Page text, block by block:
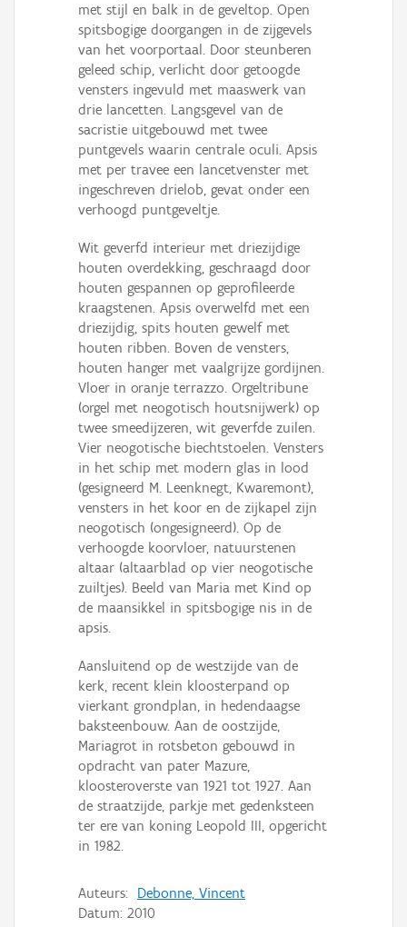
met stijl en balk in de geveltop. Open
spitsbogige doorgangen in de zijgevels
van het voorportaal. Door steunberen
geleed schip, verlicht door getoogde
vensters ingevuld met maaswerk van
drie lancetten. Langsgevel van de
sacristie uitgebouwd met twee
puntgevels waarin centrale oculi. Apsis
met per travee een lancetvenster met
ingeschreven drielob, gevat onder een
verhoogd puntgeveltje.
Wit geverfd interieur met driezijdige
houten overdekking, geschraagd door
houten gespannen op geprofileerde
kraagstenen. Apsis overwelfd met een
driezijdig, spits houten gewelf met
houten ribben. Boven de vensters,
houten hanger met vaalgrijze gordijnen.
Vloer in oranje terrazzo. Orgeltribune
(orgel met neogotisch houtsnijwerk) op
twee smeedijzeren, wit geverfde zuilen.
Vier neogotische biechtstoelen. Vensters
in het schip met modern glas in lood
(gesigneerd M. Leenknegt, Kwaremont),
vensters in het koor en de zijkapel zijn
neogotisch (ongesigneerd). Op de
verhoogde koorvloer, natuurstenen
altaar (altaarblad op vier neogotische
zuiltjes). Beeld van Maria met Kind op
de maansikkel in spitsbogige nis in de
apsis.
Aansluitend op de westzijde van de
kerk, recent klein kloosterpand op
vierkant grondplan, in hedendaagse
baksteenbouw. Aan de oostzijde,
Mariagrot in rotsbeton gebouwd in
opdracht van pater Mazure,
kloosteroverste van 1921 tot 1927. Aan
de straatzijde, parkje met gedenksteen
ter ere van koning Leopold III, opgericht
in 1982.
Auteurs: Debonne, Vincent
Datum: 2010